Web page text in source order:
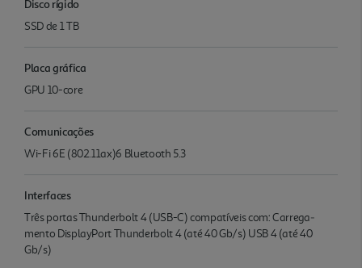
Disco rígido
SSD de 1 TB
Placa gráfica
GPU 10-core
Comunicações
Wi-Fi 6E (802.11ax)6 Bluetooth 5.3
Interfaces
Três portas Thunderbolt 4 (USB-C) compatíveis com: Carrega­
mento DisplayPort Thunderbolt 4 (até 40 Gb/s) USB 4 (até 40
Gb/s)